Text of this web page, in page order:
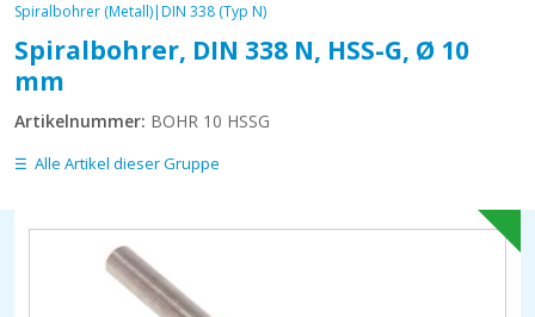
Spiralbohrer (Metall)|DIN 338 (Typ N)
Spiralbohrer, DIN 338 N, HSS-G, Ø 10
mm
Artikelnummer: BOHR 10 HSSG
Alle Artikel dieser Gruppe